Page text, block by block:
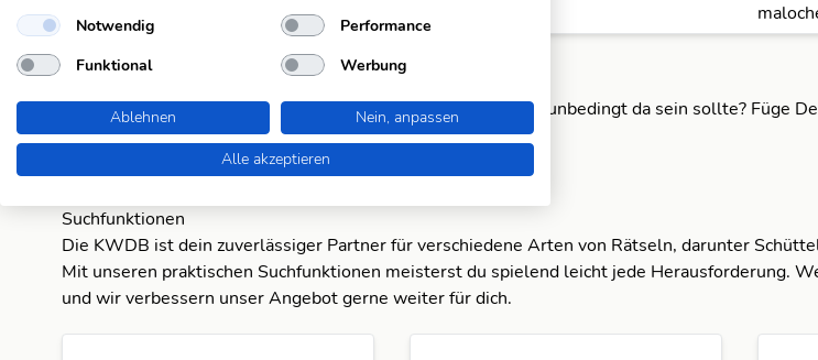
Fehlt bei dieser Frage eine Lösung, die Deiner Meinung nach unbedingt da sein sollte? Füge
Mach mit und registriere dich! oder melde dich an
Suchfunktionen
Die KWDB ist dein zuverlässiger Partner für verschiedene Arten von Rätseln, darunter
Mit unseren praktischen Suchfunktionen meisterst du spielend leicht jede Herausforderung.
und wir verbessern unser Angebot gerne weiter für dich.
Notwendig
Performance
Funktional
Werbung
Ablehnen
Nein, anpassen
Alle akzeptieren